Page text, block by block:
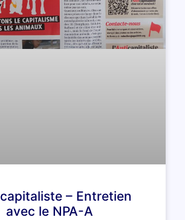
– Entretien
avec le NPA-A